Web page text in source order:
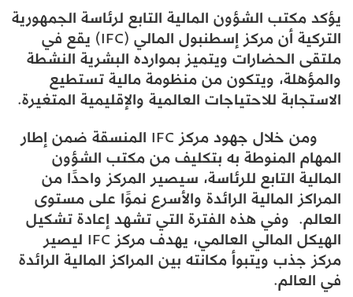
يؤكد مكتب الشؤون المالية التابع لرئاسة الجمهورية
التركية أن مركز إسطنبول المالي (IFC) يقع في
ملتقى الحضارات ويتميز بموارده البشرية النشطة
والمؤهلة، ويتكون من منظومة مالية تستطيع
الاستجابة للاحتياجات العالمية والإقليمية المتغيرة.
ومن خلال جهود مركز IFC المنسقة ضمن إطار
المهام المنوطة به بتكليف من مكتب الشؤون
المالية التابع للرئاسة، سيصير المركز واحدًا من
المراكز المالية الرائدة والأسرع نموًا على مستوى
العالم. وفي هذه الفترة التي تشهد إعادة تشكيل
الهيكل المالي العالمي، يهدف مركز IFC ليصير
مركز جذب ويتبوأ مكانته بين المراكز المالية الرائدة
في العالم.